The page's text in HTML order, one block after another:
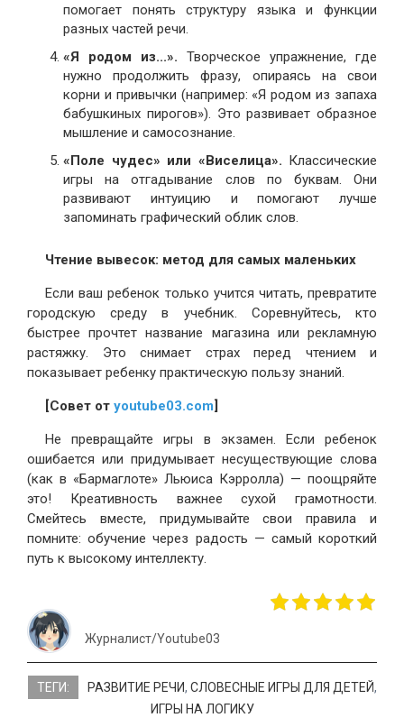
помогает понять структуру языка и функции
разных частей речи.
«Я родом из...». Творческое упражнение, где
нужно продолжить фразу, опираясь на свои
корни и привычки (например: «Я родом из запаха
бабушкиных пирогов»). Это развивает образное
мышление и самосознание.
«Поле чудес» или «Виселица». Классические
игры на отгадывание слов по буквам. Они
развивают интуицию и помогают лучше
запоминать графический облик слов.
Чтение вывесок: метод для самых маленьких
Если ваш ребенок только учится читать, превратите
городскую среду в учебник. Соревнуйтесь, кто
быстрее прочтет название магазина или рекламную
растяжку. Это снимает страх перед чтением и
показывает ребенку практическую пользу знаний.
[Совет от youtube03.com]
Не превращайте игры в экзамен. Если ребенок
ошибается или придумывает несуществующие слова
(как в «Бармаглоте» Льюиса Кэрролла) — поощряйте
это! Креативность важнее сухой грамотности.
Смейтесь вместе, придумывайте свои правила и
помните: обучение через радость — самый короткий
путь к высокому интеллекту.
Журналист/Youtube03
ТЕГИ: РАЗВИТИЕ РЕЧИ, СЛОВЕСНЫЕ ИГРЫ ДЛЯ ДЕТЕЙ,
ИГРЫ НА ЛОГИКУ